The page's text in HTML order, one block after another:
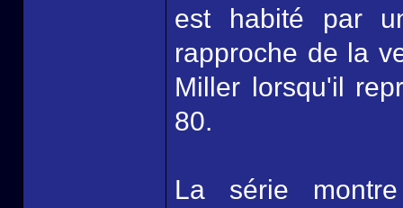
est habité par
rapproche de la
Miller lorsqu'il
80.
La série